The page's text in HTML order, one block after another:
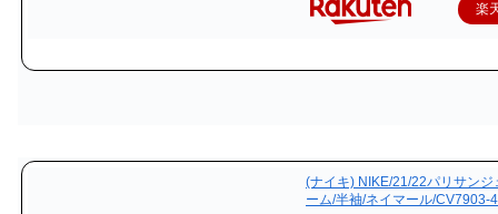
楽
(ナイキ) NIKE/21/22パリサンジ
ーム/半袖/ネイマール/CV7903-